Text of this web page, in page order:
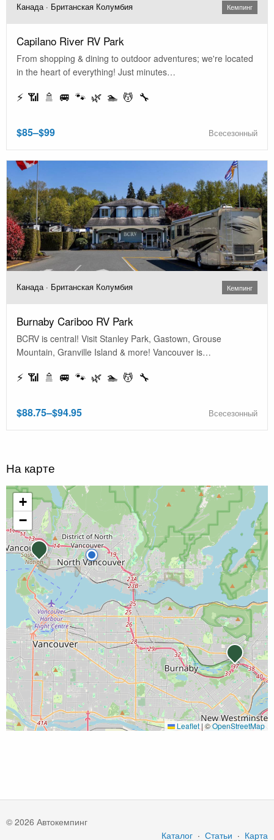
Канада · Британская Колумбия Кемпинг
Capilano River RV Park
From shopping & dining to outdoor adventures; we're located
in the heart of everything! Just minutes…
⚡ 📶 🚿 🚐 🐾 🌿 🏊 💆 🔧
$85–$99 Всесезонный
Канада · Британская Колумбия Кемпинг
Burnaby Cariboo RV Park
BCRV is central! Visit Stanley Park, Gastown, Grouse
Mountain, Granville Island & more! Vancouver is…
⚡ 📶 🚿 🚐 🐾 🌿 🏊 💆 🔧
$88.75–$94.95 Всесезонный
На карте
+
−
Leaflet | ©OpenStreetMap
© 2026 Автокемпинг
Каталог · Статьи · Карта